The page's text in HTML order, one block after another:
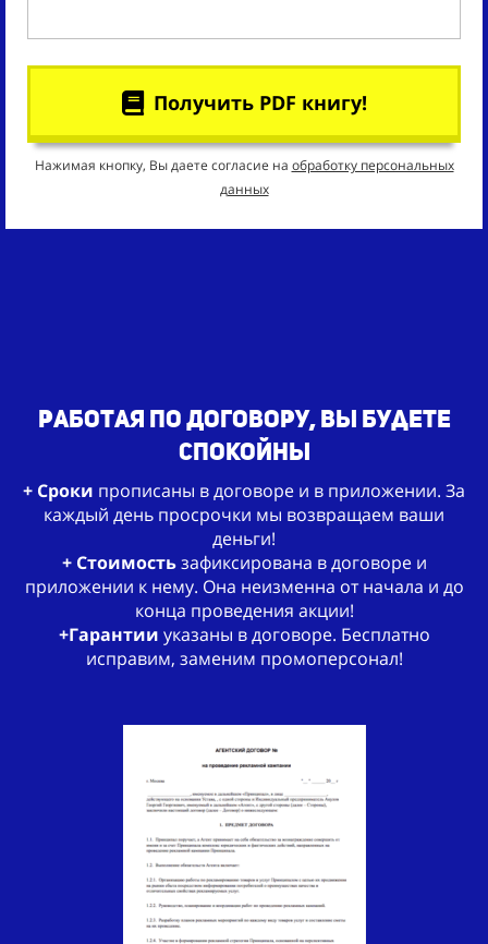
Получить PDF книгу!
Нажимая кнопку, Вы даете согласие на обработку персональных
данных
работая по Договору, Вы будете
спокойны
+ Сроки прописаны в договоре и в приложении. За
каждый день просрочки мы возвращаем ваши
деньги!
+ Стоимостьзафиксирована в договоре и
приложении к нему. Она неизменна от начала и до
конца проведения акции!
+Гарантии указаны в договоре. Бесплатно
исправим, заменим промоперсонал!